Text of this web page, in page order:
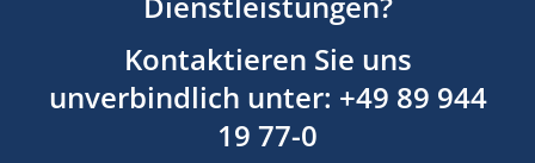
Kontaktieren Sie uns
unverbindlich unter: +49 89 944
19 77-0